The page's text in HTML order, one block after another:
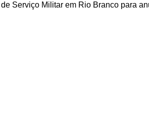
Serviço Militar em Rio Branco para